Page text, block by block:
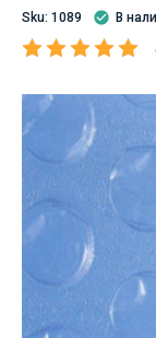
Sku: 1089 В